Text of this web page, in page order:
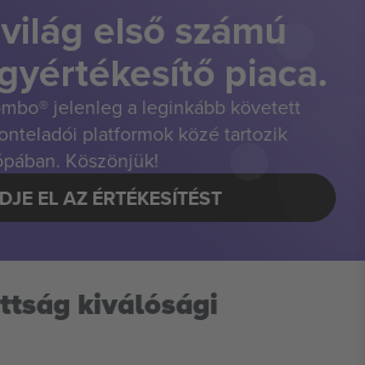
első számú
piaca.
jelenleg a leginkább követett
platformok közé tartozik
Köszönjük!
EL AZ ÉRTÉKESÍTÉST
kiválósági